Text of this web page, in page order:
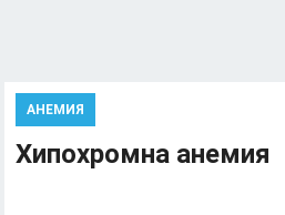
АНЕМИЯ
Хипохромна анемия